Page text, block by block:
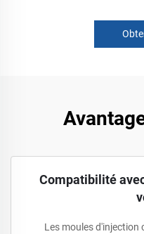
Compatibilité
Les moules